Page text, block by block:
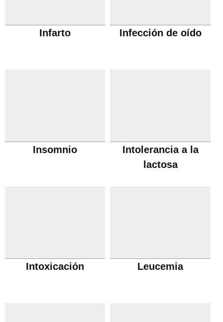
Infarto Infección de oído
Insomnio
Intolerancia a la
lactosa
Intoxicación Leucemia